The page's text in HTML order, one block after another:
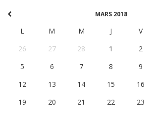
MARS 2018
L M M J V
26
27 28 1 2
5
6 7 8 9
12
13 14 15 16
19
20 21 22 23